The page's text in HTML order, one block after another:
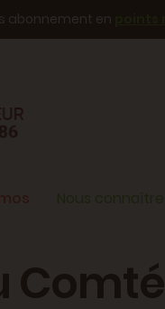
abonnement en
Nous connaître
Comté